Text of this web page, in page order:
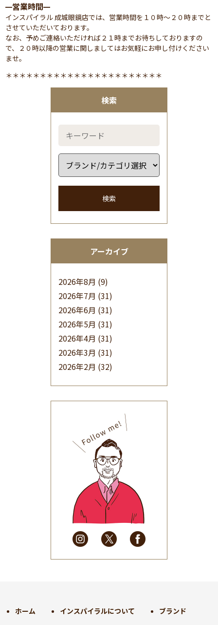
検索
検索
アーカイブ
2026年8月 (9)
2026年7月 (31)
2026年6月 (31)
2026年5月 (31)
2026年4月 (31)
2026年3月 (31)
2026年2月 (32)
(32)
2025年9月(30)
2025年8月(31)
2025年7月(37)
2025年6月(48)
2025年5月
(41)
2025年4月
(32)
2025年3月(31)
2025年2月
(28)
2025年1月
(34)
2024年9月(30)
━営業時間━
インスパイラル 成城眼鏡店では、営業時間を１０時～２０時までと
させていただいております。
なお、予めご連絡いただければ２１時までお待ちしておりますの
で、２０時以降の営業に関しましてはお気軽にお申し付けください
ませ。
＊＊＊＊＊＊＊＊＊＊＊＊＊＊＊＊＊＊＊＊＊＊＊
ホーム インスパイラルについて ブランド